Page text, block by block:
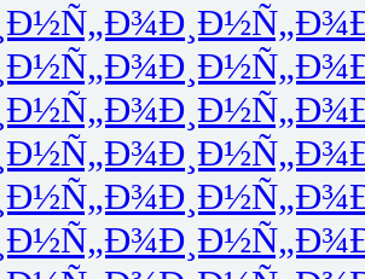
Ð¸Ð½Ñ„Ð¾
Ð¸Ð½Ñ„Ð¾
Ð¸Ð½Ñ„Ð¾
Ð¸Ð½Ñ„Ð¾
Ð¸Ð½Ñ„Ð¾
Ð¸Ð½Ñ„Ð¾